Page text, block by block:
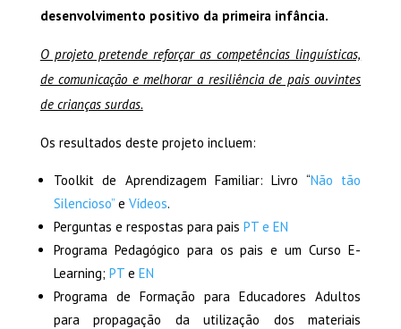
desenvolvimento positivo da primeira infância.
O projeto pretende reforçar as competências linguísticas,
de comunicação e melhorar a resiliência de pais ouvintes
de crianças surdas.
Os resultados deste projeto incluem:
Toolkit de Aprendizagem Familiar: Livro “Não tão
Silencioso”e Vídeos.
Perguntas e respostas para pais PT e EN
Programa Pedagógico para os pais e um Curso E-
Learning; PTe EN
Programa de Formação para Educadores Adultos
para propagação da utilização dos materiais